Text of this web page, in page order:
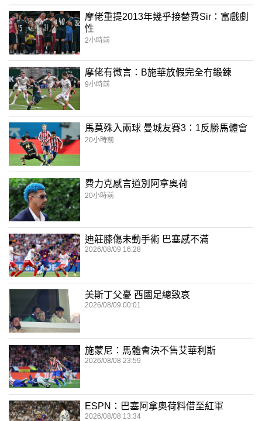
摩佬重提2013年幾乎接替費Sir：富戲劇
性
2小時前
摩佬有微言：B施華放假完全冇鍛鍊
9小時前
馬莫殊入兩球 曼城友賽3：1反勝馬體會
20小時前
費力克感言道別阿拿奧荷
20小時前
迪莊膝傷未動手術 巴塞感不滿
2026/08/09 16:28
美斯丁父憂 西國足總致哀
2026/08/09 00:01
施蒙尼：馬體會決不售艾華利斯
2026/08/08 23:59
ESPN：巴塞阿拿奧荷料借至紅軍
2026/08/08 13:34